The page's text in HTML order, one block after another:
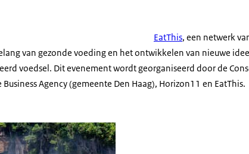
EatThis, een netwerk
van gezonde voeding en het ontwikkelen van nieuwe
voedsel. Dit evenement wordt georganiseerd door de
Business Agency(gemeente Den Haag), Horizon11 en EatThis.